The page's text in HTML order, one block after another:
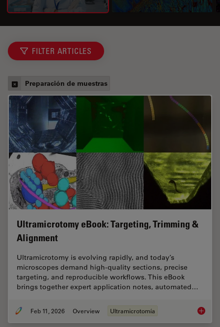
FILTER ARTICLES
Preparación de muestras
Ultramicrotomy eBook: Targeting, Trimming &
Alignment
Ultramicrotomy is evolving rapidly, and today’s
microscopes demand high‑quality sections, precise
targeting, and reproducible workflows. This eBook
brings together expert application notes, automated…
Feb 11, 2026 Overview Ultramicrotomía